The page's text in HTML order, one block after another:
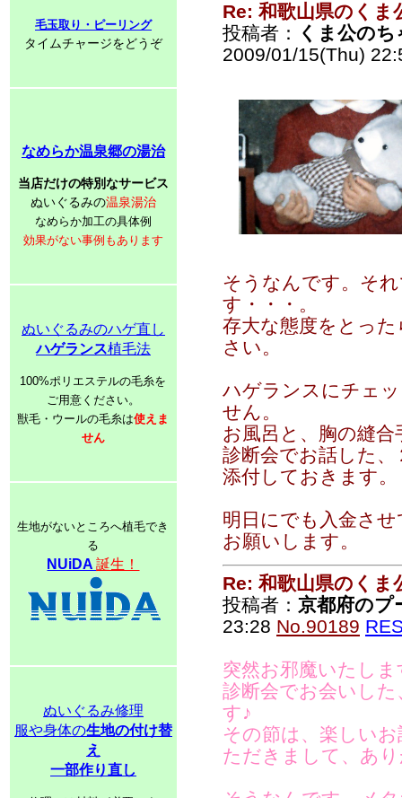
毛玉取り・ピーリング
タイムチャージをどうぞ
なめらか温泉郷の湯治
当店だけの特別なサービス
ぬいぐるみの温泉湯治
なめらか加工の具体例
効果がない事例もあります
ぬいぐるみのハゲ直し
ハゲランス植毛法
100%ポリエステルの毛糸を
ご用意ください。
獣毛・ウールの毛糸は使えま
せん
生地がないところへ植毛でき
る
NUiDA誕生！
ぬいぐるみ修理
服や身体の生地の付け替
え
一部作り直し
Re: 和歌山県のくま
投稿者：
くま公の
2009/01/15(Thu)
そうなんです。そ
す・・・。
存大な態度をとっ
さい。
ハゲランスにチェ
せん。
お風呂と、胸の縫
診断会でお話した
添付しておきます。
明日にでも入金さ
お願いします。
Re: 和歌山県のくま
投稿者： 京都府のプ
23:28 No.90189
突然お邪魔いたしま
診断会でお会いし
す♪
その節は、楽しい
ただきまして、あ